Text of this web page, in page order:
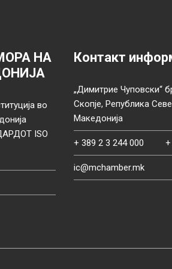
НА
во
ISO
Контакт
„Димитрие Чуповски“
Скопје, Република
Македонија
+ 389 2 3 244 000
ic@mchamber.mk